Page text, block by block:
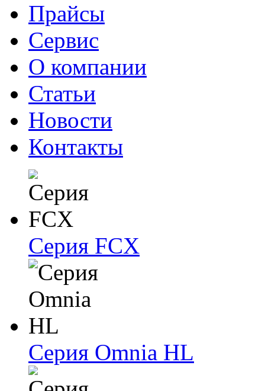
Прайсы
Сервис
О компании
Статьи
Новости
Контакты
Серия FCX
Серия Omnia HL